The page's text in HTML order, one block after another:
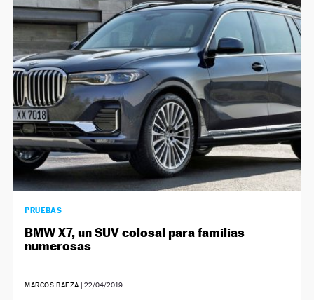
PRUEBAS
BMW X7, un SUV colosal para familias
numerosas
MARCOS BAEZA |22/04/2019